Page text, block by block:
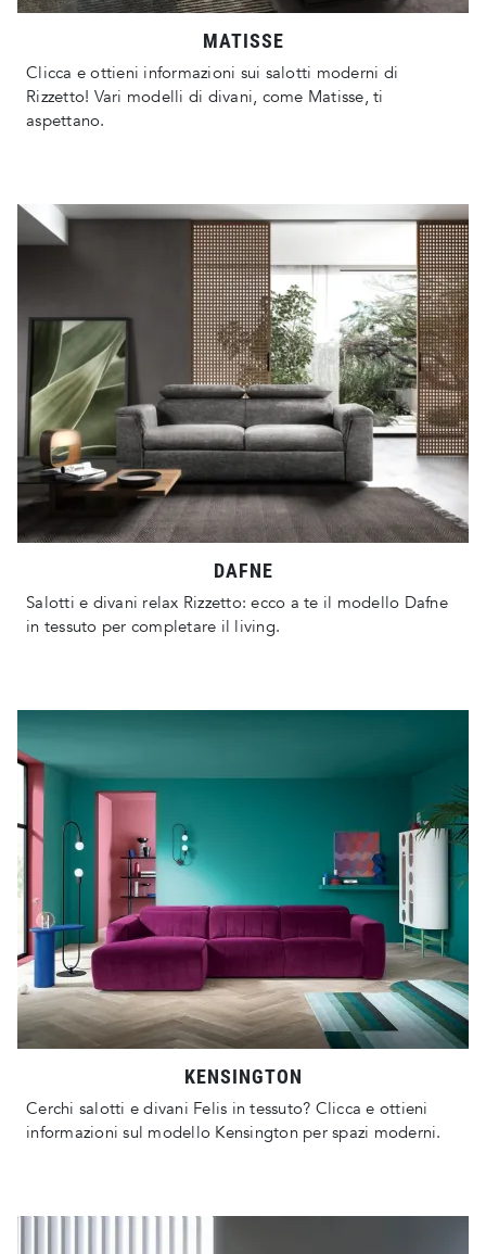
MATISSE
Clicca e ottieni informazioni sui salotti moderni di
Rizzetto! Vari modelli di divani, come Matisse, ti
aspettano.
DAFNE
Salotti e divani relax Rizzetto: ecco a te il modello Dafne
in tessuto per completare il living.
KENSINGTON
Cerchi salotti e divani Felis in tessuto? Clicca e ottieni
informazioni sul modello Kensington per spazi moderni.